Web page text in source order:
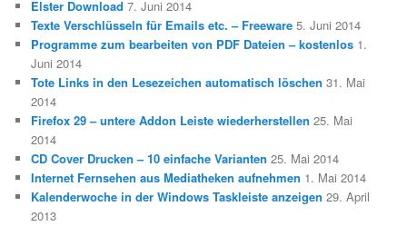
Elster Download 7. Juni 2014
Texte Verschlüsseln für Emails etc. – Freeware 5. Juni 2014
Programme zum bearbeiten von PDF Dateien – kostenlos 1.
Juni 2014
Tote Links in den Lesezeichen automatisch löschen 31. Mai
2014
Firefox 29 – untere Addon Leiste wiederherstellen 25. Mai
2014
CD Cover Drucken – 10 einfache Varianten 25. Mai 2014
Internet Fernsehen aus Mediatheken aufnehmen 1. Mai 2014
Kalenderwoche in der Windows Taskleiste anzeigen 29. April
2013